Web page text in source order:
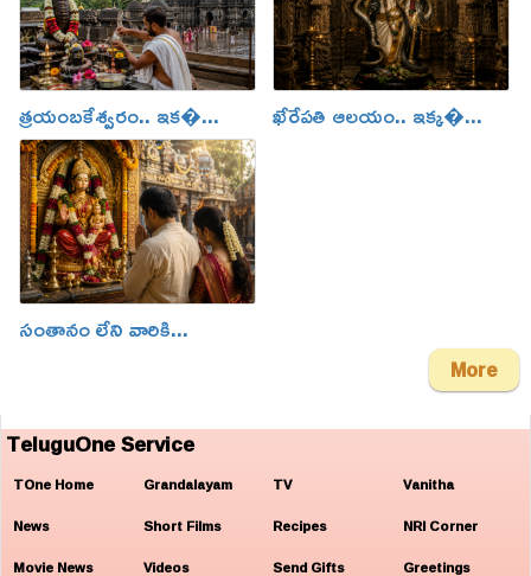
త్రయంబకేశ్వరం.. ఇక�... ఖేరేపతి ఆలయం.. ఇక్క�...
సంతానం లేని వారికి...
More
TeluguOne Service
TOne Home
News
Movie News
Grandalayam
Short Films
Videos
TV
Recipes
Send Gifts
Vanitha
NRI Corner
Greetings